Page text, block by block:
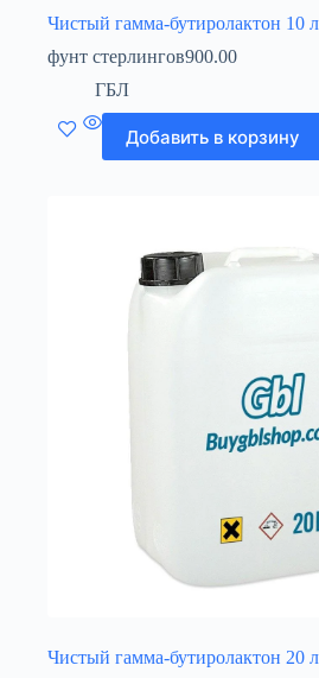
Чистый гамма-бутиролактон 10 л
фунт стерлингов900.00
ГБЛ
Добавить в корзину
Чистый гамма-бутиролактон 20 л